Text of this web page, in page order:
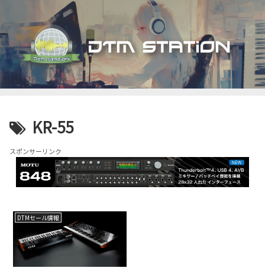
KR-55
スポンサーリンク
DTMセール情報